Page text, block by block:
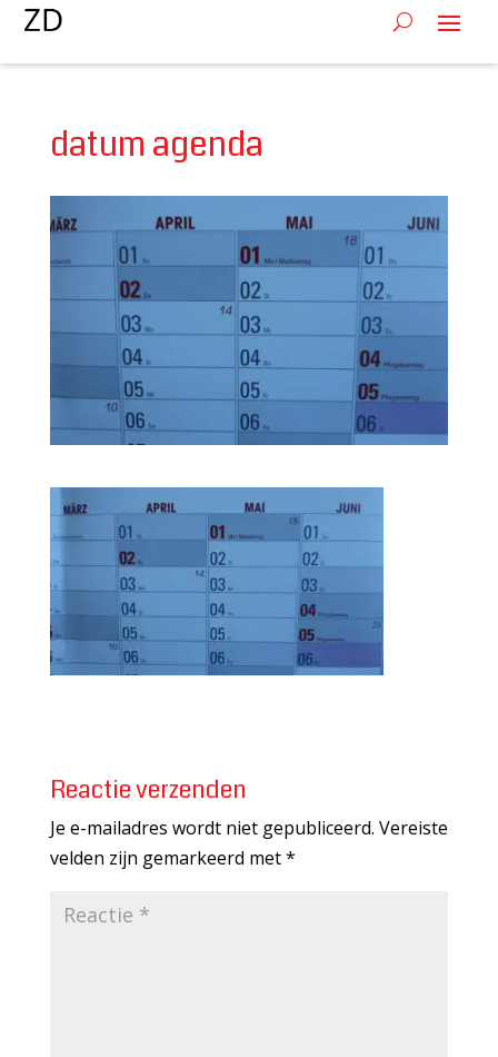
datum agenda
Reactie verzenden
Je e-mailadres wordt niet gepubliceerd. Vereiste
velden zijn gemarkeerd met*